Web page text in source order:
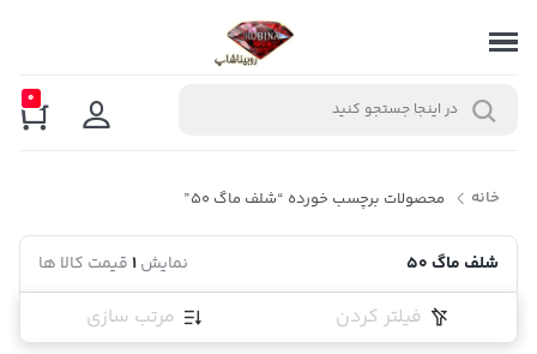
0
خانه محصولات برچسب خورده “شلف ماگ 50”
شلف ماگ 50 نمایش1قیمت کالا ها
فیلتر کردن مرتب سازی